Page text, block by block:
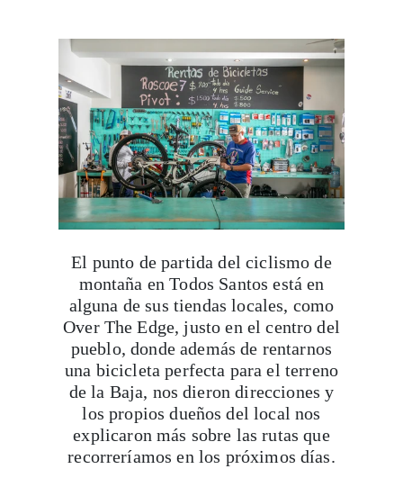
El punto de partida del ciclismo de
montaña en Todos Santos está en
alguna de sus tiendas locales, como
Over The Edge, justo en el centro del
pueblo, donde además de rentarnos
una bicicleta perfecta para el terreno
de la Baja, nos dieron direcciones y
los propios dueños del local nos
explicaron más sobre las rutas que
recorreríamos en los próximos días.
Viaja con Travesías, recibe cada semana
itinerarios, tips de insider y las guías más
Suscribirme